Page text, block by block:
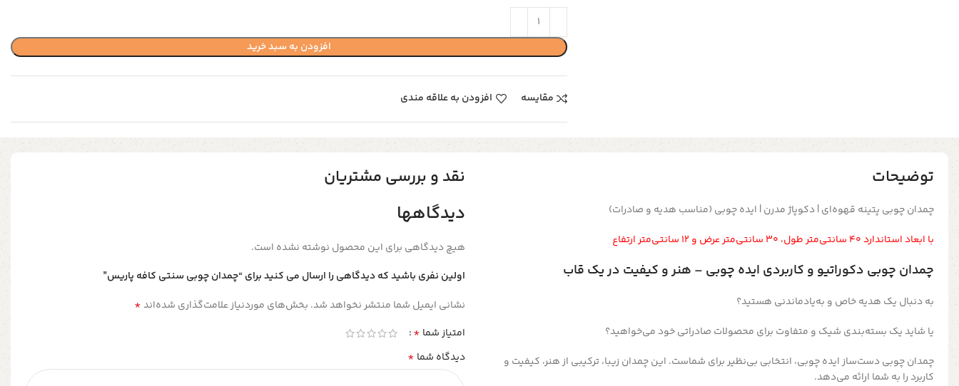
افزودن به سبد خرید
مقایسه افزودن به علاقه مندی
توضیحات
چمدان چوبی پتینه قهوه‌ای | دکوپاژ مدرن | ایده چوبی (مناسب هدیه و صادرات)
با ابعاد استاندارد ۴۰ سانتی‌متر طول، ۳۰ سانتی‌متر عرض و ۱۲ سانتی‌متر ارتفاع
چمدان چوبی دکوراتیو و کاربردی ایده چوبی – هنر و کیفیت در یک قاب
به دنبال یک هدیه خاص و به‌یادماندنی هستید؟
یا شاید یک بسته‌بندی شیک و متفاوت برای محصولات صادراتی خود می‌خواهید؟
چمدان چوبی دست‌ساز ایده چوبی، انتخابی بی‌نظیر برای شماست. این چمدان زیبا، ترکیبی از هنر، کیفیت و
کاربرد را به شما ارائه می‌دهد.
نقد و بررسی مشتریان
دیدگاهها
هیچ دیدگاهی برای این محصول نوشته نشده است.
اولین نفری باشید که دیدگاهی را ارسال می کنید برای “چمدان چوبی سنتی کافه پاریس”
نشانی ایمیل شما منتشر نخواهد شد. بخش‌های موردنیاز علامت‌گذاری شده‌اند*
امتیاز شما *
دیدگاه شما *